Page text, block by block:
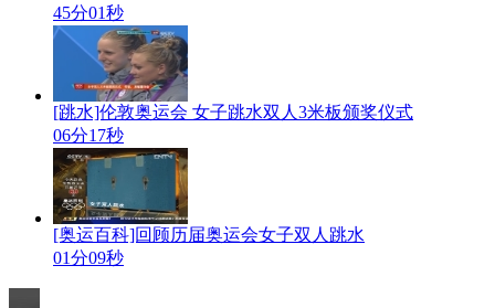
45分01秒
[跳水]伦敦奥运会 女子跳水双人3米板颁奖仪式
06分17秒
[奥运百科]回顾历届奥运会女子双人跳水
01分09秒